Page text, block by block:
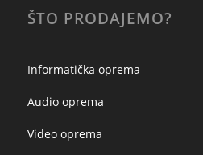
ŠTO PRODAJEMO?
Informatička oprema
Audio oprema
Video oprema